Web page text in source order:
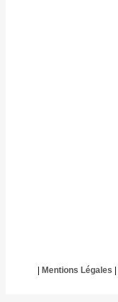
Mentions Légales